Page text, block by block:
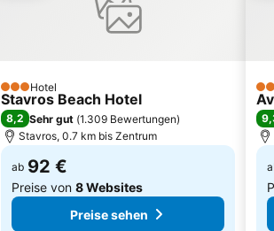
3 Sterne
Hotel
Stavros Beach Hotel
8,2 Sehr gut (1.309 Bewertungen)
Stavros, 0.7 km bis Zentrum
ab 92 €
Preise von 8 Websites
Preise sehen
4